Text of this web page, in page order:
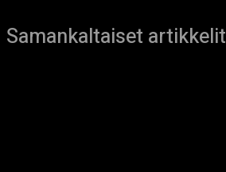
Samankaltaiset artikkelit